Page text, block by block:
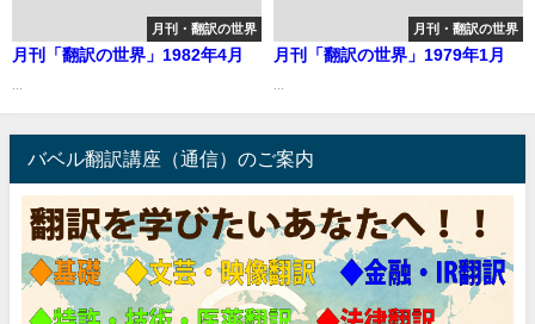
月刊・翻訳の世界
月刊「翻訳の世界」1982年4月
月刊・翻訳の世界
月刊「翻訳の世界」1979年1月
バベル翻訳講座（通信）のご案内